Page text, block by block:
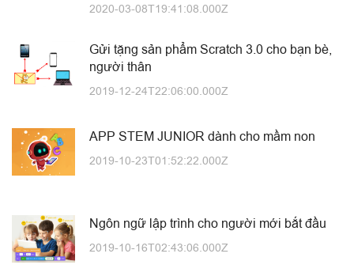
2020-03-08T19:41:08.000Z
Gửi tặng sản phẩm Scratch 3.0 cho bạn bè,
người thân
2019-12-24T22:06:00.000Z
APP STEM JUNIOR dành cho mầm non
2019-10-23T01:52:22.000Z
Ngôn ngữ lập trình cho người mới bắt đầu
2019-10-16T02:43:06.000Z